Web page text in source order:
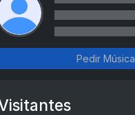
Pedir Música